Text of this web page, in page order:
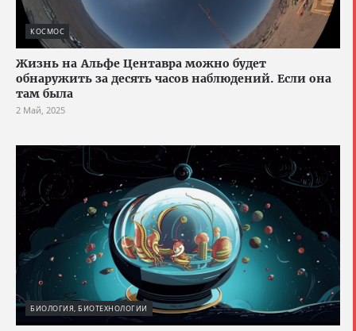
КОСМОС
Жизнь на Альфе Центавра можно будет
обнаружить за десять часов наблюдений. Если она
там была
2 Май, 2025
БИОЛОГИЯ, БИОТЕХНОЛОГИИ